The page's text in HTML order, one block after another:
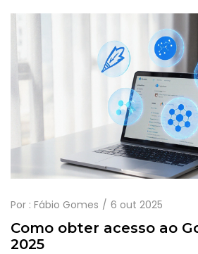
Por : Fábio Gomes 6 out 2025
Como obter acesso ao
2025